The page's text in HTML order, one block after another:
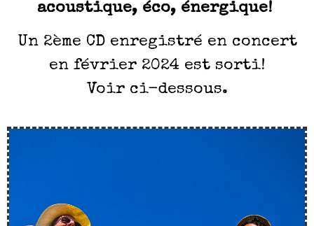
acoustique, éco, énergique!
Un 2ème CD enregistré en concert
en février 2024 est sorti!
Voir ci-dessous.